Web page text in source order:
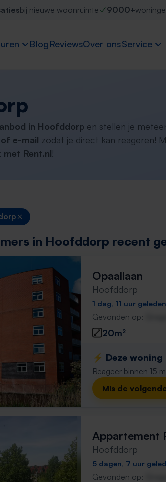
bij nieuwe woonruimte 9000+
BlogReviewsOver onsService
in Hoofddorp en stellen je
e-mail zodat je direct kan reageren!
met Rent.nl!
in Hoofddorp recent
Opaallaan
Hoofddorp
1 dag, 11 uur
Gevonden op:
20m²
⚡️ Deze
Reageer binnen 15
Mis de
Appartement
Hoofddorp
5 dagen, 7 uur
Gevonden op: